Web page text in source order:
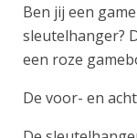
Ben jij een
sleutelhanger?
een roze
De voor- en